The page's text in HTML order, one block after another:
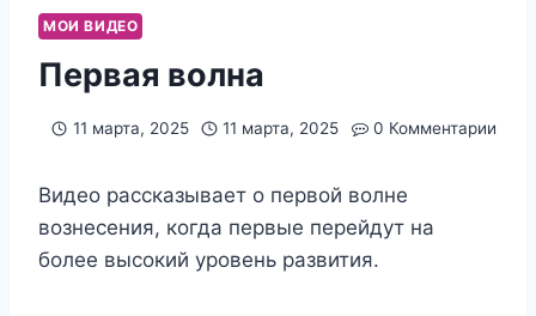
МОИ ВИДЕО
Первая волна
11 марта, 2025 11 марта, 2025 0 Комментарии
Видео рассказывает о первой волне
вознесения, когда первые перейдут на
более высокий уровень развития.